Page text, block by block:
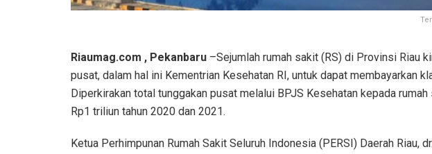
Riaumag.com , Pekanbaru –Sejumlah rumah sakit (RS) di Provinsi Riau
pusat, dalam hal ini Kementrian Kesehatan RI, untuk dapat membayarkan
Diperkirakan total tunggakan pusat melalui BPJS Kesehatan kepada
Rp1 triliun tahun 2020 dan 2021.
Ketua Perhimpunan Rumah Sakit Seluruh Indonesia (PERSI) Daerah Riau,